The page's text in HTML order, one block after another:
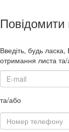
Повідомити
Введіть, будь
отримання листа
та/або